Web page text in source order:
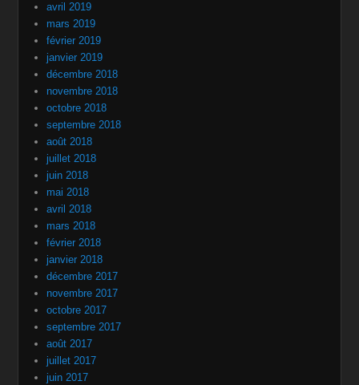
avril 2019
mars 2019
février 2019
janvier 2019
décembre 2018
novembre 2018
octobre 2018
septembre 2018
août 2018
juillet 2018
juin 2018
mai 2018
avril 2018
mars 2018
février 2018
janvier 2018
décembre 2017
novembre 2017
octobre 2017
septembre 2017
août 2017
juillet 2017
juin 2017